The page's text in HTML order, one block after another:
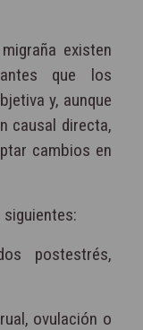
existen
que los
y, aunque
causal directa,
cambios en
postestrés,
ovulación o